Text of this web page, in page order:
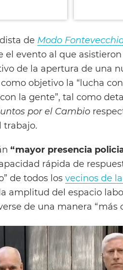
de Modo
el evento al que asistieron
de la apertura de una
objetivo la “lucha
la gente”, tal como
por el Cambio
trabajo.
“mayor presencia
rápida de
de todos los vecinos de
amplitud del espacio
de una manera “más